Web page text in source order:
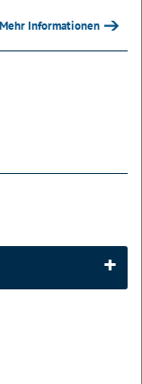
Mehr Informationen